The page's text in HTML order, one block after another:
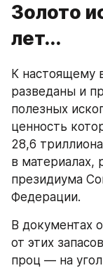
Золото
лет...
К настоящему
разведаны и
полезных
ценность
28,6
в материалах,
президиума
Федерации.
В документах
от этих
проц — на